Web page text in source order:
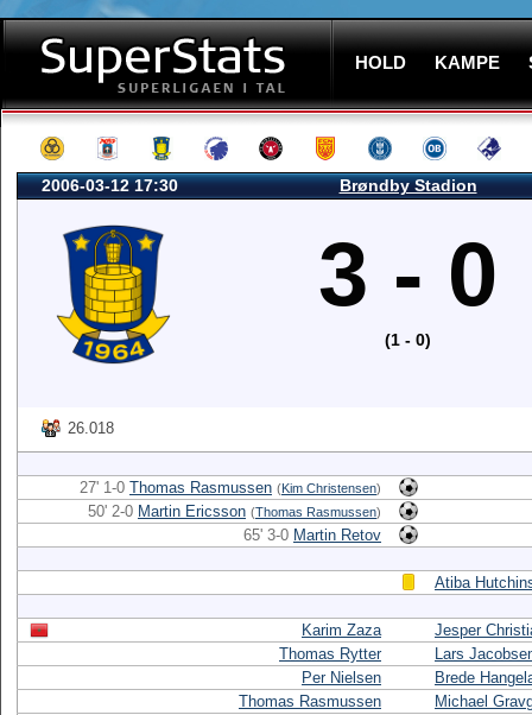
HOLD KAMPE
2006-03-12 17:30 Brøndby Stadion
3 - 0
(1 - 0)
26.018
27' 1-0 Thomas Rasmussen (Kim Christensen)
50' 2-0 Martin Ericsson (Thomas Rasmussen)
65' 3-0 Martin Retov
Atiba
Karim Zaza
Jesper
Thomas Rytter
Lars
Per Nielsen
Brede
Thomas Rasmussen
Michael